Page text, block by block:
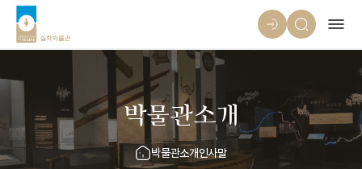
박물관소개
박물관소개인사말